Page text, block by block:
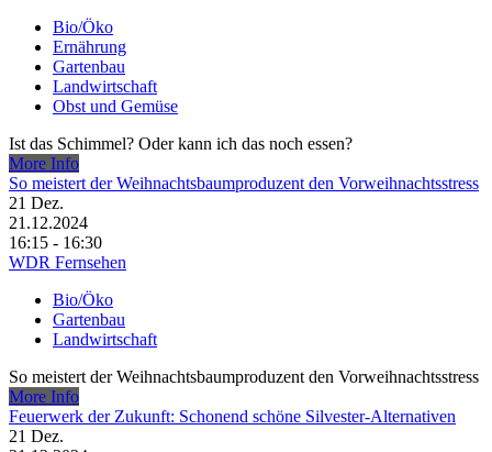
Bio/Öko
Ernährung
Gartenbau
Landwirtschaft
Obst und Gemüse
Ist das Schimmel? Oder kann ich das noch essen?
More Info
So meistert der Weihnachtsbaumproduzent den Vorweihnachtsstress
21 Dez.
21.12.2024
16:15 - 16:30
WDR Fernsehen
Bio/Öko
Gartenbau
Landwirtschaft
So meistert der Weihnachtsbaumproduzent den Vorweihnachtsstress
More Info
Feuerwerk der Zukunft: Schonend schöne Silvester-Alternativen
21 Dez.